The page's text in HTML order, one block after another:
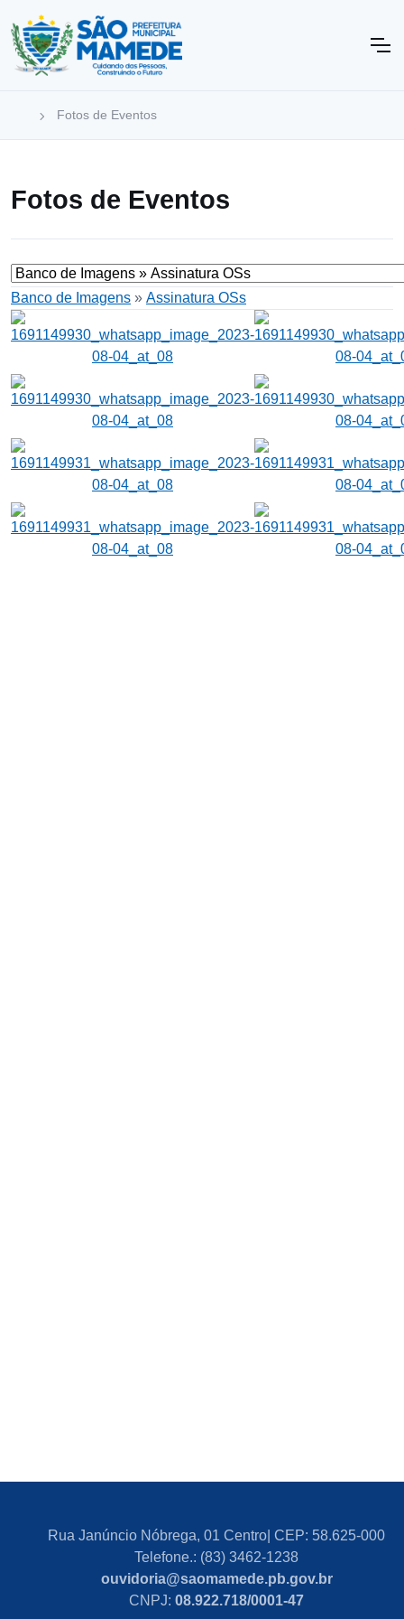
Fotos de Eventos
Fotos de Eventos
Banco de Imagens » Assinatura OSs
Rua Janúncio Nóbrega, 01 Centro| CEP: 58.625-000
Telefone.: (83) 3462-1238
ouvidoria@saomamede.pb.gov.br
CNPJ: 08.922.718/0001-47